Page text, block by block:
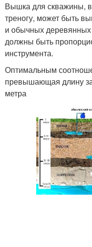
Вышка для скважины,
треногу, может быть
и обычных
должны быть
инструмента.
Оптимальным
превышающая длину
метра